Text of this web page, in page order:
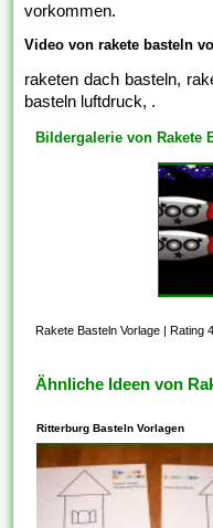
vorkommen.
Video von rakete basteln
raketen dach basteln,
basteln luftdruck, .
Bildergalerie von Rakete
Rakete Basteln Vorlage |Rating
Ähnliche Ideen von
Ritterburg Basteln Vorlagen